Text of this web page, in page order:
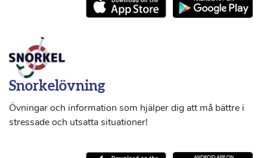
Snorkelövning
Övningar och information som hjälper dig att må bättre i
stressade och utsatta situationer!